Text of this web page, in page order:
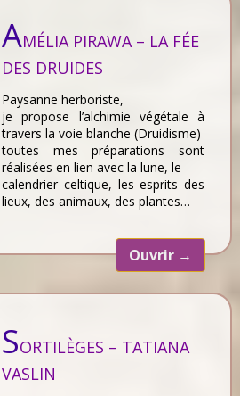
AMÉLIA PIRAWA – LA FÉE
DES DRUIDES
Paysanne herboriste,
je propose l’alchimie végétale à
travers la voie blanche (Druidisme)
toutes mes préparations sont
réalisées en lien avec la lune, le
calendrier celtique, les esprits des
lieux, des animaux, des plantes…
Ouvrir →
SORTILÈGES – TATIANA
VASLIN